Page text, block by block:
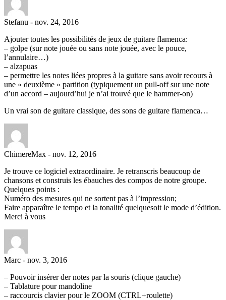
Stefanu - nov. 24, 2016
Ajouter toutes les possibilités de jeux de guitare flamenca:
– golpe (sur note jouée ou sans note jouée, avec le pouce,
l’annulaire…)
– alzapuas
– permettre les notes liées propres à la guitare sans avoir recours à
une « deuxième » partition (typiquement un pull-off sur une note
d’un accord – aujourd’hui je n’ai trouvé que le hammer-on)
Un vrai son de guitare classique, des sons de guitare flamenca…
ChimereMax - nov. 12, 2016
Je trouve ce logiciel extraordinaire. Je retranscris beaucoup de
chansons et construis les ébauches des compos de notre groupe.
Quelques points :
Numéro des mesures qui ne sortent pas à l’impression;
Faire apparaître le tempo et la tonalité quelquesoit le mode d’édition.
Merci à vous
Marc - nov. 3, 2016
– Pouvoir insérer der notes par la souris (clique gauche)
– Tablature pour mandoline
– raccourcis clavier pour le ZOOM (CTRL+roulette)